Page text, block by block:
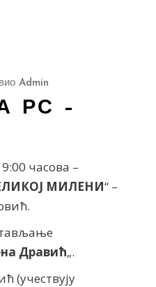
Admin
РС –
часова –
МИЛЕНИ“ –
Дравић„.
(учествују